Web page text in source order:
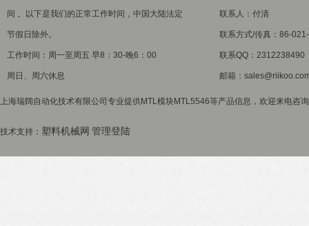
间 。以下是我们的正常工作时间，中国大陆法定
节假日除外。
工作时间：周一至周五 早8：30-晚6：00
周日、周六休息
联系人：付清
联系方式/传真：86-
联系QQ：2312238490
邮箱：
上海瑞阔自动化技术有限公司专业提供MTL模块MTL5546等产品信息，欢迎来电咨
技术支持： 塑料机械网 管理登陆